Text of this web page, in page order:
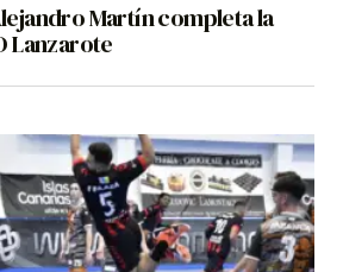
Martín completa la
Lanzarote